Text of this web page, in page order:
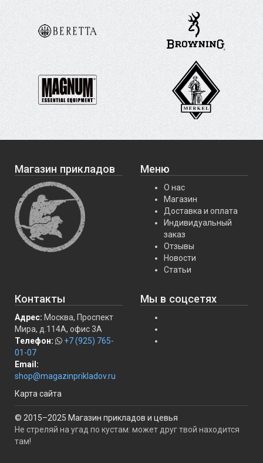
Магазин прикладов Меню
О нас
Магазин
Доставка и оплата
Индивидуальный
заказ
Отзывы
Новости
Статьи
Контакты
Адрес: Москва, Проспект
Мира, д.114А, офис 3А
Телефон:
+7 (925) 765-
01-07
Email:
shop@magazinprikladov.ru
Карта сайта
Мы в соцсетях
© 2015–2025 Магазин прикладов и цевья
Не стреляй на угад по кустам: может друг твой находится
там!